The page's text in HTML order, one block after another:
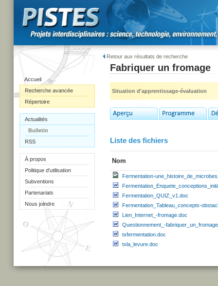
Accueil
Recherche avancée
Répertoire
Actualités
Bulletin
RSS
À propos
Politique d'utilisation
Subventions
Partenariats
Nous joindre
Retour aux résultats de recherche
Fabriquer un fromage
Situation d'apprentissage-évaluation
Liste des fichiers
Nom
Fermentation-
Fermentation_QUIZ_v1.doc
Fermentation_Tableau_concepts-
Lien_Internet_-fromage.doc
Questionnement_-
txfermentation.doc
txla_levure.doc